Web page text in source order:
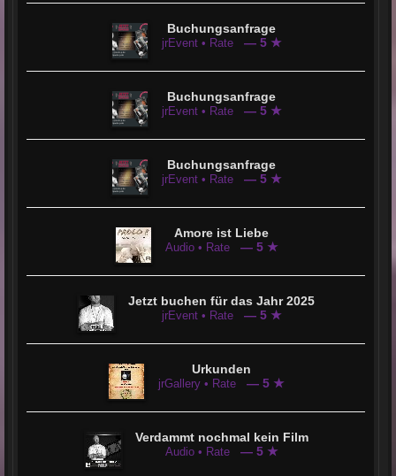
Buchungsanfrage
jrEvent • Rate — 5 ★
Buchungsanfrage
jrEvent • Rate — 5 ★
Buchungsanfrage
jrEvent • Rate — 5 ★
Amore ist Liebe
Audio • Rate — 5 ★
Jetzt buchen für das Jahr 2025
jrEvent • Rate — 5 ★
Urkunden
jrGallery • Rate — 5 ★
Verdammt nochmal kein Film
Audio • Rate — 5 ★